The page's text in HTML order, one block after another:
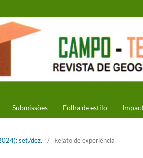
Submissões Folha de estilo
set./dez. / Relato de experiência